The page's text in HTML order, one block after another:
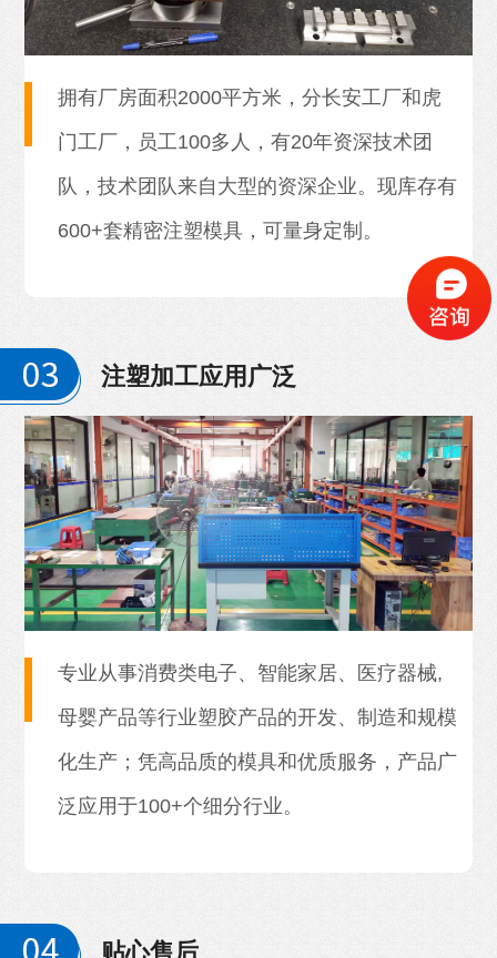
拥有厂房面积2000平方米，分长安工厂和虎
门工厂，员工100多人，有20年资深技术团
队，技术团队来自大型的资深企业。现库存有
600+套精密注塑模具，可量身定制。
注塑加工应用广泛
专业从事消费类电子、智能家居、医疗器械,
母婴产品等行业塑胶产品的开发、制造和规模
化生产；凭高品质的模具和优质服务，产品广
泛应用于100+个细分行业。
贴心售后